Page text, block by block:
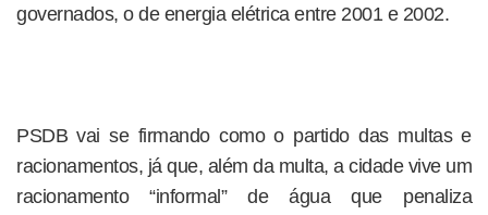
governados, o de energia elétrica entre 2001 e 2002.
PSDB vai se firmando como o partido das multas e
racionamentos, já que, além da multa, a cidade vive um
racionamento “informal” de água que penaliza